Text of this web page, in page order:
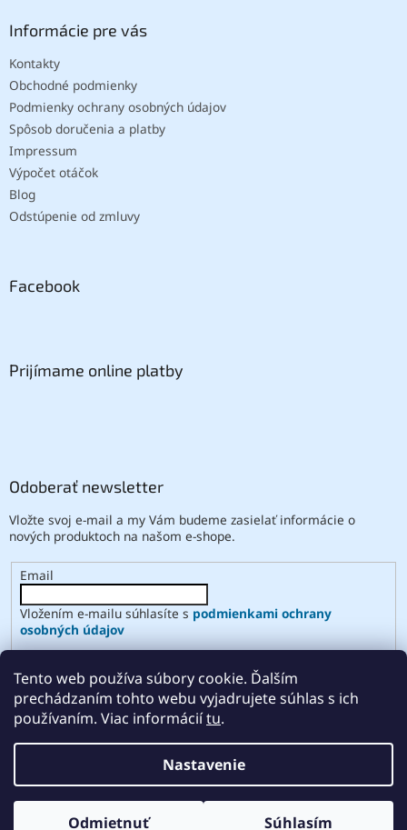
Tento web používa súbory cookie. Ďalším
prechádzaním tohto webu vyjadrujete súhlas s ich
používaním. Viac informáciítu.
Nastavenie
Odmietnuť Súhlasím
Informácie pre vás
Kontakty
Obchodné podmienky
Podmienky ochrany osobných údajov
Spôsob doručenia a platby
Impressum
Výpočet otáčok
Blog
Odstúpenie od zmluvy
Facebook
Prijímame online platby
Odoberať newsletter
Vložte svoj e-mail a my Vám budeme zasielať informácie o
nových produktoch na našom e-shope.
Email
Vložením e-mailu súhlasíte s podmienkami ochrany
osobných údajov
PRIHLÁSIŤ SA
Copyright 2026ABSE. Všetky práva vyhradené.Upraviť
nastavenie cookies